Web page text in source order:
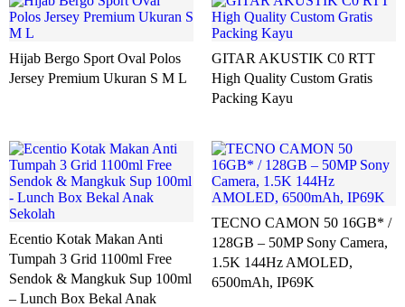
Hijab Bergo Sport Oval Polos
Jersey Premium Ukuran S M L
GITAR AKUSTIK C0 RTT
High Quality Custom Gratis
Packing Kayu
Ecentio Kotak Makan Anti
Tumpah 3 Grid 1100ml Free
Sendok & Mangkuk Sup 100ml
– Lunch Box Bekal Anak
TECNO CAMON 50 16GB* /
128GB – 50MP Sony Camera,
1.5K 144Hz AMOLED,
6500mAh, IP69K